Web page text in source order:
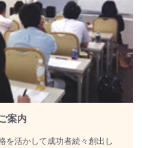
案内
を活かして成功者続々創出し